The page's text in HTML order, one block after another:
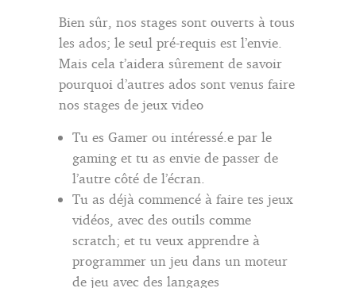
Bien sûr, nos stages sont ouverts à tous
les ados; le seul pré-requis est l’envie.
Mais cela t’aidera sûrement de savoir
pourquoi d’autres ados sont venus faire
nos stages de jeux video
Tu es Gamer ou intéressé.e par le
gaming et tu as envie de passer de
l’autre côté de l’écran.
Tu as déjà commencé à faire tes jeux
vidéos, avec des outils comme
scratch; et tu veux apprendre à
programmer un jeu dans un moteur
de jeu avec des langages